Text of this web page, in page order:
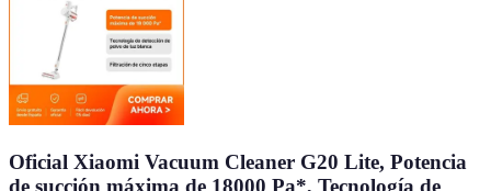
Oficial Xiaomi Vacuum Cleaner G20 Lite, Potencia
de succión máxima de 18000 Pa*, Tecnología de